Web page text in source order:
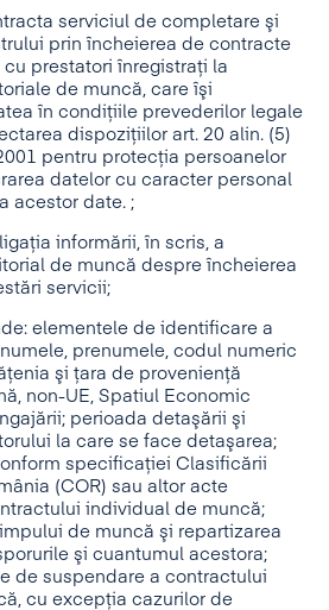
serviciul de completare şi
prin încheierea de contracte
prestatori înregistraţi la
de muncă, care îşi
în condiţiile prevederilor legale
dispoziţiilor art. 20 alin. (5)
pentru protecţia persoanelor
datelor cu caracter personal
acestor date. ;
informării, în scris, a
de muncă despre încheierea
servicii;
elementele de identificare a
prenumele, codul numeric
şi ţara de provenienţă
non-UE, Spatiul Economic
perioada detaşării şi
la care se face detaşarea;
specificaţiei Clasificării
(COR) sau altor acte
individual de muncă;
de muncă şi repartizarea
şi cuantumul acestora;
de suspendare a contractului
cu excepţia cazurilor de